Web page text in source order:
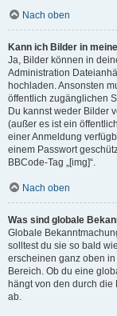
Nach oben
Kann ich Bilder in
Ja, Bilder können in
Administration
hochladen. Ansonsten
öffentlich zugänglichen
Du kannst weder Bilder
(außer es ist ein
einer Anmeldung
einem Passwort
BBCode-Tag „[img]“.
Nach oben
Was sind globale
Globale
solltest du sie so bald
erscheinen ganz oben
Bereich. Ob du eine
hängt von den durch
ab.